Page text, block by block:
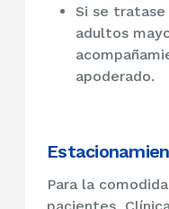
Si se
adultos
apoderado.
Para la